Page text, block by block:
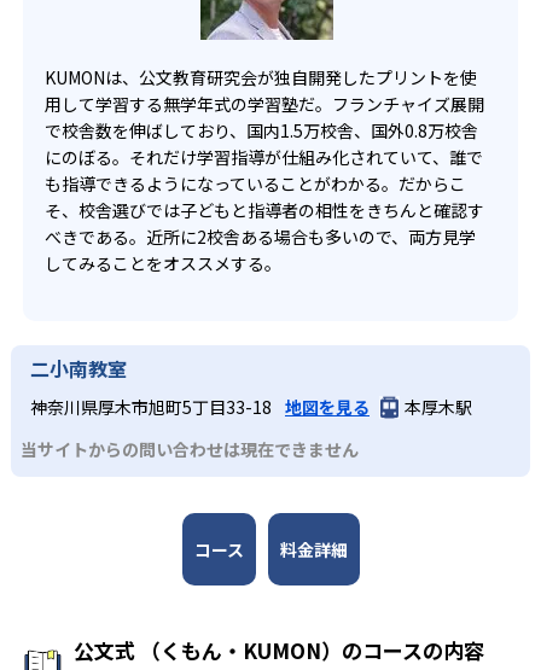
KUMONは、公文教育研究会が独自開発したプリントを使
用して学習する無学年式の学習塾だ。フランチャイズ展開
で校舎数を伸ばしており、国内1.5万校舎、国外0.8万校舎
にのぼる。それだけ学習指導が仕組み化されていて、誰で
も指導できるようになっていることがわかる。だからこ
そ、校舎選びでは子どもと指導者の相性をきちんと確認す
べきである。近所に2校舎ある場合も多いので、両方見学
してみることをオススメする。
二小南教室
神奈川県厚木市旭町5丁目33-18 地図を見る
本厚木駅
当サイトからの問い合わせは現在できません
コース 料金詳細
公文式 （くもん・KUMON）のコースの内容